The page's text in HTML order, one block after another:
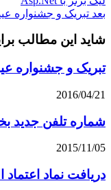
بعد تبریک و جشنواره عید
شاید این مطالب
تبریک و جشنواره عید
2016/04/21
شماره تلفن
2015/11/05
دریافت نماد اعتماد